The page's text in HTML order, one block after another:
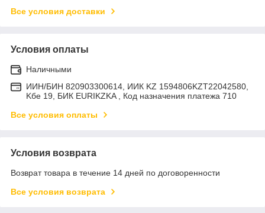
Все условия доставки
Условия оплаты
Наличными
ИИН/БИН 820903300614, ИИК KZ 1594806KZT22042580,
Kбе 19, БИК EURIKZKA , Код назначения платежа 710
Все условия оплаты
Условия возврата
Возврат товара в течение 14 дней по договоренности
Все условия возврата